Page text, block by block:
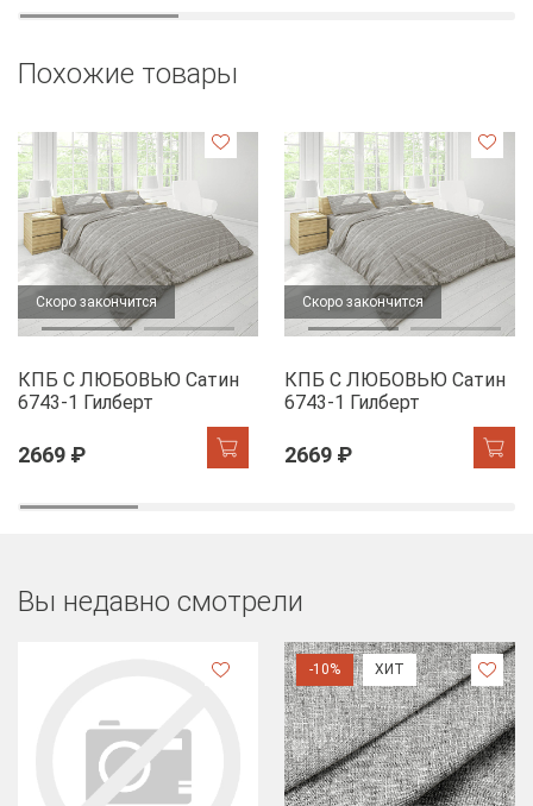
Похожие товары
Скоро закончится
КПБ С ЛЮБОВЬЮ Сатин
6743-1 Гилберт
2669 ₽
Скоро закончится
КПБ С ЛЮБОВЬЮ Сатин
6743-1 Гилберт
2669 ₽
Вы недавно смотрели
-10% ХИТ